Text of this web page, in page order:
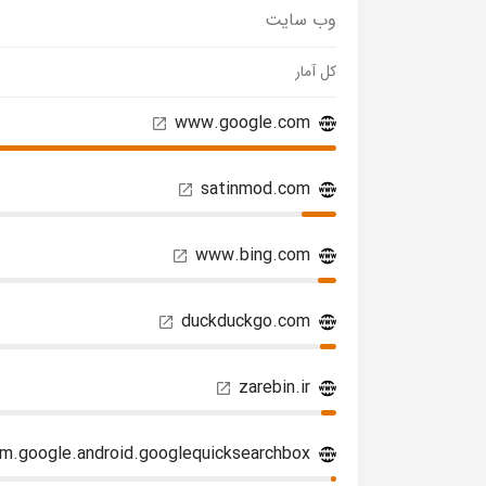
وب سایت
کل آمار
www.google.com
satinmod.com
www.bing.com
duckduckgo.com
zarebin.ir